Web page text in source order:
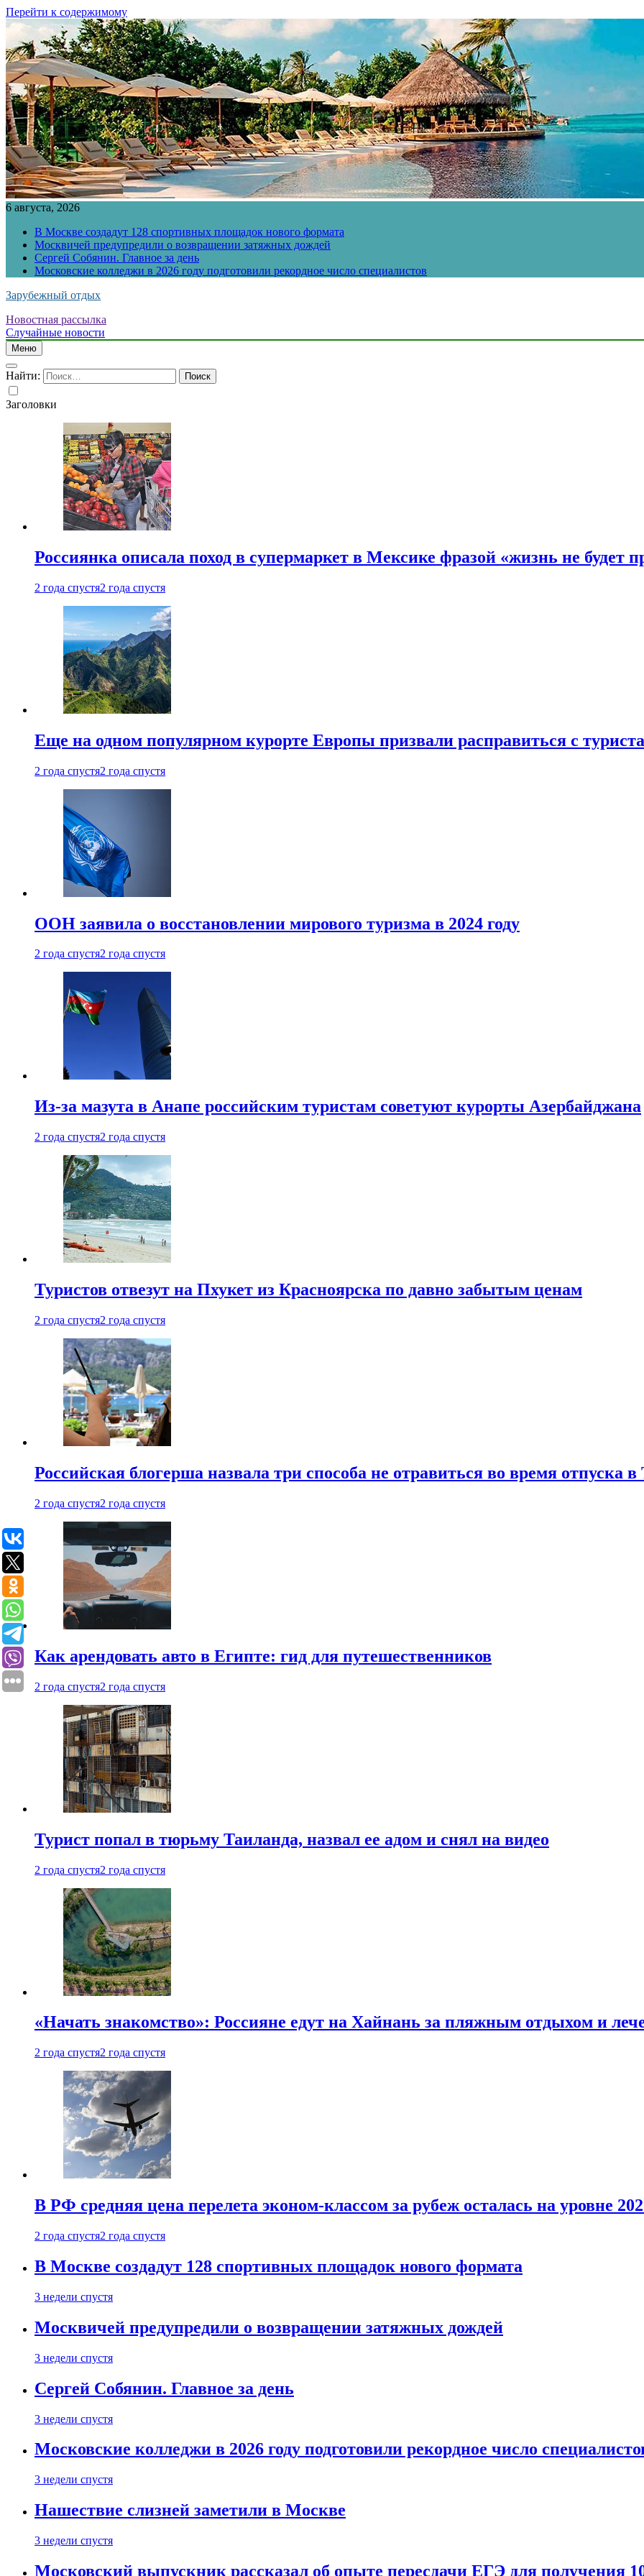
Перейти к содержимому
6 августа, 2026
В Москве создадут 128 спортивных площадок нового формата
Москвичей предупредили о возвращении затяжных дождей
Сергей Собянин. Главное за день
Московские колледжи в 2026 году подготовили рекордное число специалистов
Зарубежный отдых
Новостная рассылка
Случайные новости
Меню
Найти:
Заголовки
Россиянка описала поход в супермаркет в Мексике фразой «жизнь не будет
2 года спустя2 года спустя
Еще на одном популярном курорте Европы призвали расправиться с
2 года спустя2 года спустя
ООН заявила о восстановлении мирового туризма в 2024 году
2 года спустя2 года спустя
Из-за мазута в Анапе российским туристам советуют курорты Азербайджана
2 года спустя2 года спустя
Туристов отвезут на Пхукет из Красноярска по давно забытым ценам
2 года спустя2 года спустя
Российская блогерша назвала три способа не отравиться во время отпуска в
2 года спустя2 года спустя
Как арендовать авто в Египте: гид для путешественников
2 года спустя2 года спустя
Турист попал в тюрьму Таиланда, назвал ее адом и снял на видео
2 года спустя2 года спустя
«Начать знакомство»: Россияне едут на Хайнань за пляжным отдыхом и
2 года спустя2 года спустя
В РФ средняя цена перелета эконом-классом за рубеж осталась на уровне
2 года спустя2 года спустя
В Москве создадут 128 спортивных площадок нового формата
3 недели спустя
Москвичей предупредили о возвращении затяжных дождей
3 недели спустя
Сергей Собянин. Главное за день
3 недели спустя
Московские колледжи в 2026 году подготовили рекордное число
3 недели спустя
Нашествие слизней заметили в Москве
3 недели спустя
Московский выпускник рассказал об опыте пересдачи ЕГЭ для получения